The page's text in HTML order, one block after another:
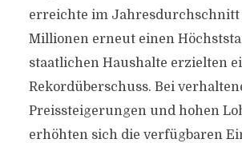
erreichte im Jahresdurchschnitt
Millionen erneut einen
staatlichen Haushalte erzielten
Rekordüberschuss. Bei
Preissteigerungen und hohen
erhöhten sich die verfügbaren